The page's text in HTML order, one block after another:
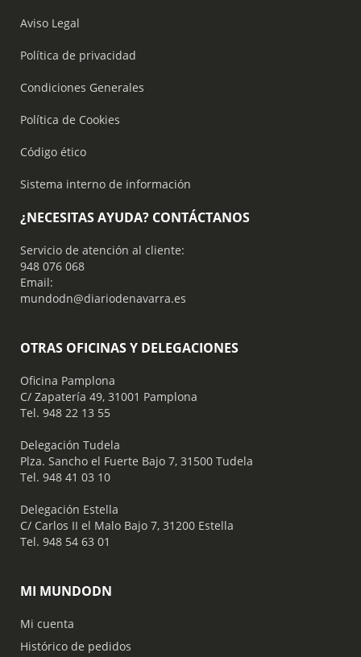
Aviso Legal
Política de privacidad
Condiciones Generales
Política de Cookies
Código ético
Sistema interno de información
¿NECESITAS AYUDA? CONTÁCTANOS
Servicio de atención al cliente:
948 076 068
Email:
mundodn@diariodenavarra.es
OTRAS OFICINAS Y DELEGACIONES
Oficina Pamplona
C/ Zapatería 49, 31001 Pamplona
Tel. 948 22 13 55
​ Delegación Tudela
Plza. Sancho el Fuerte Bajo 7, 31500 Tudela
Tel. 948 41 03 10
​ Delegación Estella
C/ Carlos II el Malo Bajo 7, 31200 Estella
Tel. 948 54 63 01
MI MUNDODN
Mi cuenta
Histórico de pedidos